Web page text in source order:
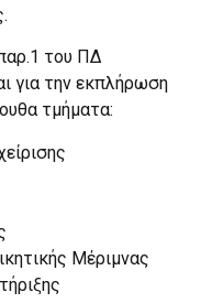
του ΠΔ
για την εκπλήρωση
τμήματα:
Μέριμνας